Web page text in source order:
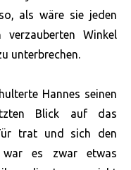
als wäre sie jeden
Winkel
unterbrechen.
Hannes seinen
Blick auf das
trat und sich den
war es zwar etwas